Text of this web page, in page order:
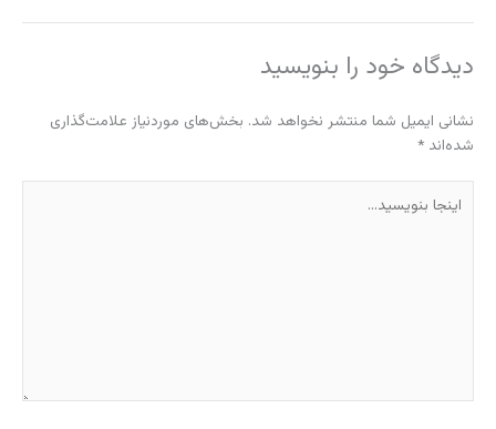
دیدگاه‌ خود را بنویسید
نشانی ایمیل شما منتشر نخواهد شد. بخش‌های موردنیاز علامت‌گذاری
شده‌اند *
بنویسید…